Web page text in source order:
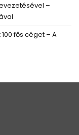
–
fős céget – A